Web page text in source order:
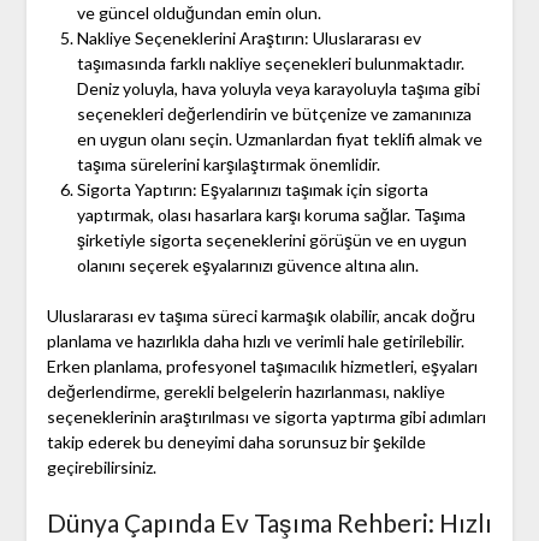
ve güncel olduğundan emin olun.
Nakliye Seçeneklerini Araştırın: Uluslararası ev
taşımasında farklı nakliye seçenekleri bulunmaktadır.
Deniz yoluyla, hava yoluyla veya karayoluyla taşıma gibi
seçenekleri değerlendirin ve bütçenize ve zamanınıza
en uygun olanı seçin. Uzmanlardan fiyat teklifi almak ve
taşıma sürelerini karşılaştırmak önemlidir.
Sigorta Yaptırın: Eşyalarınızı taşımak için sigorta
yaptırmak, olası hasarlara karşı koruma sağlar. Taşıma
şirketiyle sigorta seçeneklerini görüşün ve en uygun
olanını seçerek eşyalarınızı güvence altına alın.
Uluslararası ev taşıma süreci karmaşık olabilir, ancak doğru
planlama ve hazırlıkla daha hızlı ve verimli hale getirilebilir.
Erken planlama, profesyonel taşımacılık hizmetleri, eşyaları
değerlendirme, gerekli belgelerin hazırlanması, nakliye
seçeneklerinin araştırılması ve sigorta yaptırma gibi adımları
takip ederek bu deneyimi daha sorunsuz bir şekilde
geçirebilirsiniz.
Dünya Çapında Ev Taşıma Rehberi: Hızlı